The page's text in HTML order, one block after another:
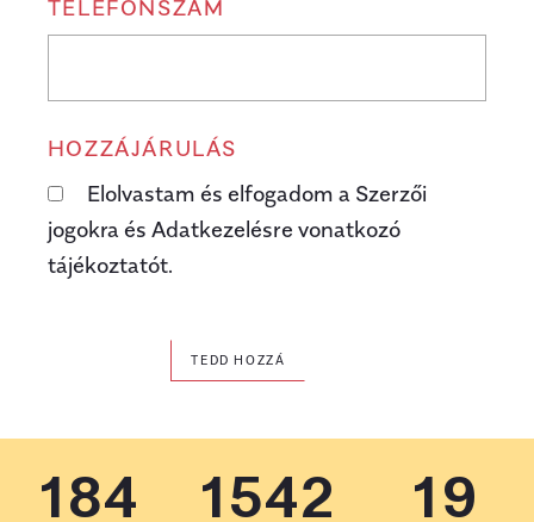
TELEFONSZÁM
HOZZÁJÁRULÁS
Elolvastam és elfogadom a Szerzői
jogokra és Adatkezelésre vonatkozó
tájékoztatót.
TEDD HOZZÁ
184 1542 19